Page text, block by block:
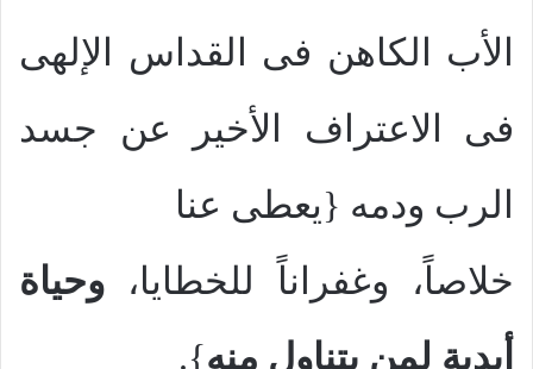
الأب الكاهن فى القداس الإلهى
فى الاعتراف الأخير عن جسد
الرب ودمه {يعطى عنا
خلاصاً، وغفراناً للخطايا، وحياة
أبدية لمن يتناول منه}.